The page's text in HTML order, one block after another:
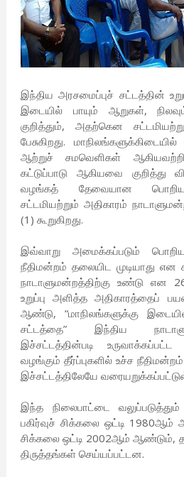
இந்திய அரசமைப்புச் சட்டத்தின்
இடையில் பாயும் ஆறுகள்,
குறித்தும், அதற்கென
பேசுகிறது.
ஆற்றுச் சமவெளிகள்
கட்டுப்பாடு ஆகியவை குறித்து
வழங்கத் தேவையான
சட்டமியற்றும் அதிகாரம்
(1) கூறுகிறது.
இவ்வாறு அமைக்கப்படும்
நீதிமன்றம் தலையிட முடியாது என
நாடாளுமன்றத்திற்கு உண்டு என
உறுப்பு அளித்த அதிகாரத்தைப்
ஆண்டு, “மாநிலங்களுக்கு
சட்டத்தை” இந்திய
இச்சட்டத்தின்படி
வழங்கும் தீர்ப்புகளில் உச்ச
இச்சட்டத்திலேயே
இந்த நிலைபாட்டை
பகிர்வுச் சிக்கலை ஒட்டி
சிக்கலை ஒட்டி 2002ஆம் ஆண்டும்,
திருத்தங்கள் செய்யப்பட்டன.